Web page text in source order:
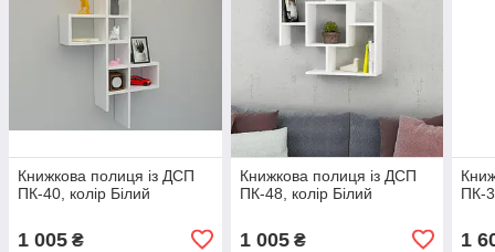
Книжкова полиця із ДСП
ПК-40, колір Білий
1 005 ₴
Книжкова полиця із ДСП
ПК-48, колір Білий
1 005₴
ПК-
1